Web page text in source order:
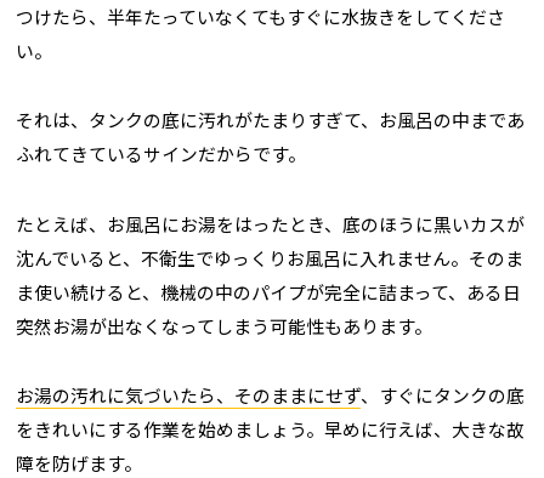
つけたら、半年たっていなくてもすぐに水抜きをしてくださ
い。
それは、タンクの底に汚れがたまりすぎて、お風呂の中まであ
ふれてきているサインだからです。
たとえば、お風呂にお湯をはったとき、底のほうに黒いカスが
沈んでいると、不衛生でゆっくりお風呂に入れません。そのま
ま使い続けると、機械の中のパイプが完全に詰まって、ある日
突然お湯が出なくなってしまう可能性もあります。
お湯の汚れに気づいたら、そのままにせず、すぐにタンクの底
をきれいにする作業を始めましょう。早めに行えば、大きな故
障を防げます。